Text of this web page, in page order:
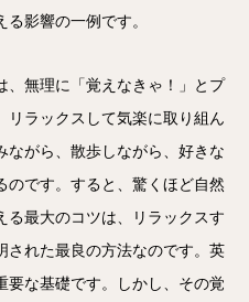
影響の一例です。
、無理に「覚えなきゃ！」とプ
リラックスして気楽に取り組ん
ながら、散歩しながら、好きな
のです。すると、驚くほど自然
る最大のコツは、リラックスす
された最良の方法なのです。英
要な基礎です。しかし、その覚